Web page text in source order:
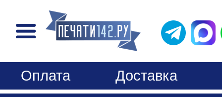
Оплата
Доставка